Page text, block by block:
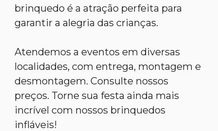
brinquedo é a atração perfeita para
garantir a alegria das crianças.
Atendemos a eventos em diversas
localidades, com entrega, montagem e
desmontagem. Consulte nossos
preços. Torne sua festa ainda mais
incrível com nossos brinquedos
infláveis!